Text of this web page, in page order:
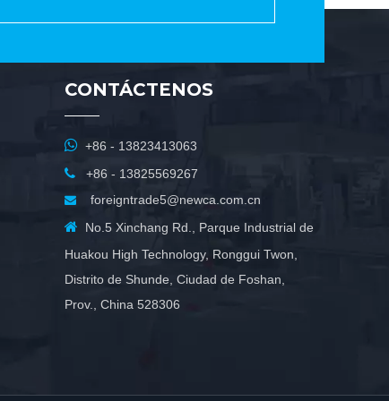
CONTÁCTENOS
 +86 - 13823413063
 +86 - 13825569267

foreigntrade5@newca.com.cn
 No.5 Xinchang Rd., Parque Industrial de
Huakou High Technology, Ronggui Twon,
Distrito de Shunde, Ciudad de Foshan,
Prov., China 528306